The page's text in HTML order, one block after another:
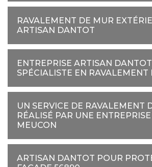
RAVALEMENT DE MUR
ARTISAN DANTOT
ENTREPRISE ARTISAN
SPÉCIALISTE EN RAVALEMENT
UN SERVICE DE RAVALEMENT
RÉALISÉ PAR UNE
MEUCON
ARTISAN DANTOT POUR